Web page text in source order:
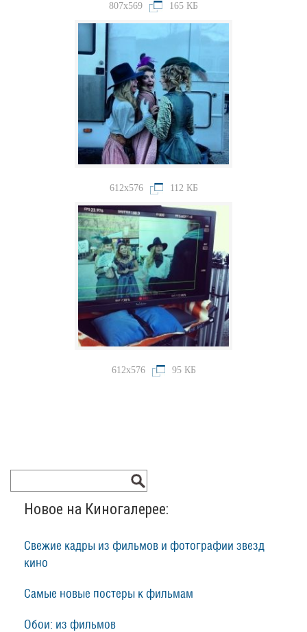
807x569 165 КБ
612x576 112 КБ
612x576 95 КБ
Новое на Киногалерее:
Свежие кадры из фильмов и фотографии звезд
кино
Самые новые постеры к фильмам
Обои: из фильмов